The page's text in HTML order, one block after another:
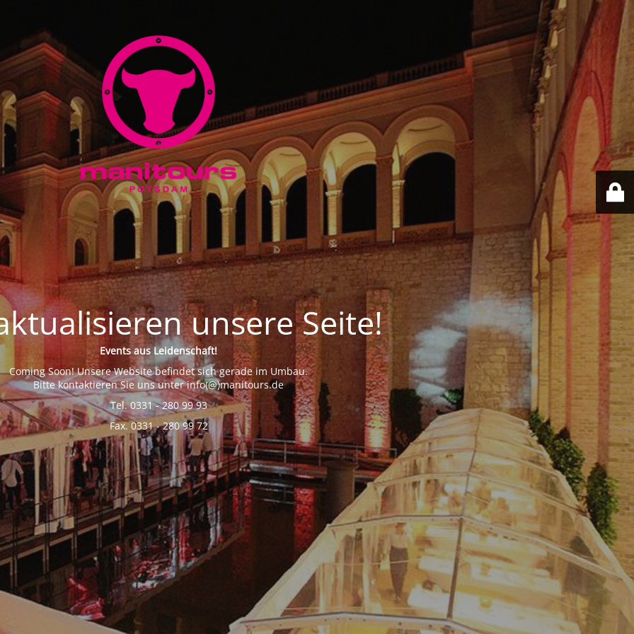
unsere Seite!
Events aus Leidenschaft!
Coming Soon! Unsere Website befindet sich gerade im Umbau.
Bitte kontaktieren Sie uns unter info(@)manitours.de
Tel. 0331 - 280 99 93
Fax. 0331 - 280 99 72